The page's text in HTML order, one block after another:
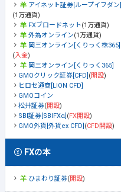
アイネット証券[ループイフダン]
(1万通貨)
FXブロードネット(1万通貨)
外為オンライン(1万通貨)
岡三オンライン[くりっく株365]
(入金)
岡三オンライン[くりっく365]
GMOクリック証券[CFD] (開設)
ヒロセ通商[LION CFD]
GMOコイン
松井証券(開設)
SBI証券[SBIFXα] (FX開設)
GMO外貨[外貨ex CFD] (CFD開設)
FXの本
ひまわり証券(開設)